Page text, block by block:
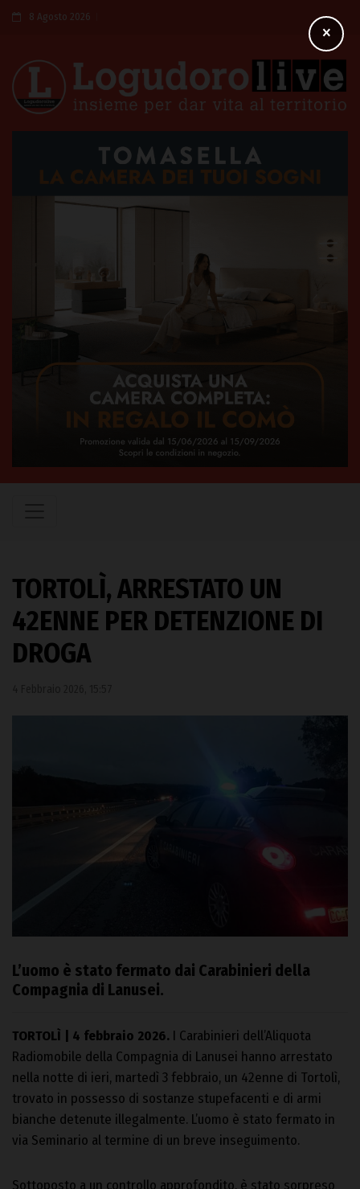
8 Agosto 2026
TORTOLÌ, ARRESTATO UN
42ENNE PER DETENZIONE DI
DROGA
L’uomo è stato fermato dai Carabinieri della
Compagnia di Lanusei.
TORTOLÌ | 4 febbraio 2026. I Carabinieri dell’Aliquota
Radiomobile della Compagnia di Lanusei hanno arrestato
nella notte di ieri, martedì 3 febbraio, un 42enne di Tortolì,
trovato in possesso di sostanze stupefacenti e di armi
bianche detenute illegalmente. L’uomo è stato fermato in
via Seminario al termine di un breve inseguimento.
Sottoposto a un controllo approfondito, è stato sorpreso
×